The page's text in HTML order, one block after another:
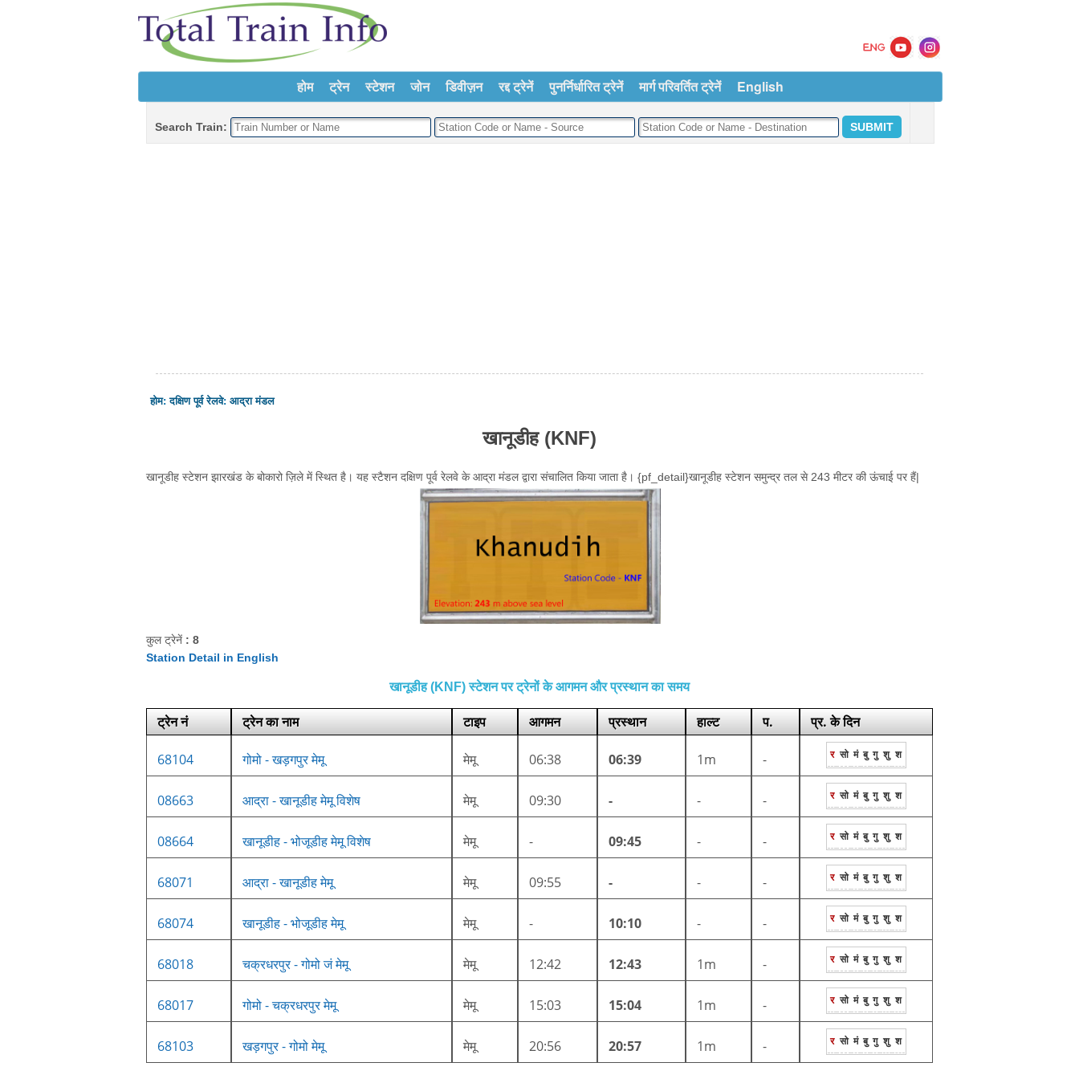
होम ट्रेन स्टेशन जोन डिवीज़न रद्द ट्रेनें पुनर्निर्धारित ट्रेनें मार्ग परिवर्तित ट्रेनें English
Search Train:
होम:दक्षिण पूर्व रेलवे: आद्रा मंडल
खानूडीह (KNF)
खानूडीह स्टेशन झारखंड के बोकारो ज़िले में स्थित है। यह स्टैशन दक्षिण पूर्व रेलवे के आद्रा मंडल द्वारा संचालित किया जाता है। {pf_detail}खानूडीह स्टेशन समुन्द्र तल से 243 मीटर की ऊंचाई पर हैं|
कुल ट्रेनें : 8
Station Detail in English
खानूडीह (KNF) स्टेशन पर ट्रेनों के आगमन और प्रस्थान का समय
ट्रेन नं ट्रेन का नाम टाइप आगमन प्रस्थान हाल्ट प. प्र. के दिन
68104 गोमो - खड़गपुर मेमू मेमू 06:38 06:39 1m - र सो मं बु गु शु श
08663 आद्रा - खानूडीह मेमू विशेष मेमू 09:30 - - - र सो मं बु गु शु श
08664 खानूडीह - भोजूडीह मेमू विशेष मेमू - 09:45 - - र सो मं बु गु शु श
68071 आद्रा - खानूडीह मेमू मेमू 09:55 - - - र सो मं बु गु शु श
68074 खानूडीह - भोजूडीह मेमू मेमू - 10:10 - - र सो मं बु गु शु श
68018 चक्रधरपुर - गोमो जं मेमू मेमू 12:42 12:43 1m - र सो मं बु गु शु श
68017 गोमो - चक्रधरपुर मेमू मेमू 15:03 15:04 1m - र सो मं बु गु शु श
68103 खड़गपुर - गोमो मेमू मेमू 20:56 20:57 1m - र सो मं बु गु शु श